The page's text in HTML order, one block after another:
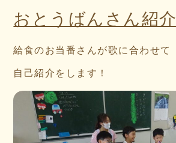
おとうばんさん紹介
給食のお当番さんが歌に合わせて
自己紹介をします！